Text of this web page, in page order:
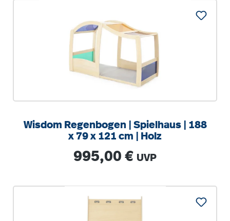
Wisdom Regenbogen | Spielhaus | 188
x 79 x 121 cm | Holz
Regulärer Preis:
995,00 € UVP